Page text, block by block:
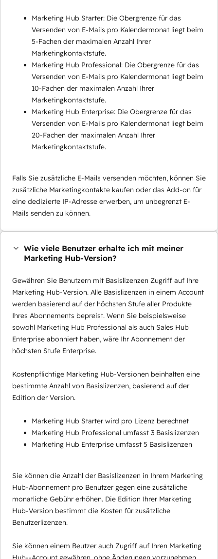
Marketing Hub Starter: Die Obergrenze für das
Versenden von E-Mails pro Kalendermonat liegt beim
5-Fachen der maximalen Anzahl Ihrer
Marketingkontaktstufe.
Marketing Hub Professional: Die Obergrenze für das
Versenden von E-Mails pro Kalendermonat liegt beim
10-Fachen der maximalen Anzahl Ihrer
Marketingkontaktstufe.
Marketing Hub Enterprise: Die Obergrenze für das
Versenden von E-Mails pro Kalendermonat liegt beim
20-Fachen der maximalen Anzahl Ihrer
Marketingkontaktstufe.
Falls Sie zusätzliche E-Mails versenden möchten, können Sie
zusätzliche Marketingkontakte kaufen oder das Add-on für
eine dedizierte IP-Adresse erwerben, um unbegrenzt E-
Mails senden zu können.
Wie viele Benutzer erhalte ich mit meiner
Marketing Hub-Version?
Gewähren Sie Benutzern mit Basislizenzen Zugriff auf Ihre
Marketing Hub-Version. Alle Basislizenzen in einem Account
werden basierend auf der höchsten Stufe aller Produkte
Ihres Abonnements bepreist. Wenn Sie beispielsweise
sowohl Marketing Hub Professional als auch Sales Hub
Enterprise abonniert haben, wäre Ihr Abonnement der
höchsten Stufe Enterprise.
Kostenpflichtige Marketing Hub-Versionen beinhalten eine
bestimmte Anzahl von Basislizenzen, basierend auf der
Edition der Version.
Marketing Hub Starter wird pro Lizenz berechnet
Marketing Hub Professional umfasst 3 Basislizenzen
Marketing Hub Enterprise umfasst 5 Basislizenzen
Sie können die Anzahl der Basislizenzen in Ihrem Marketing
Hub-Abonnement pro Benutzer gegen eine zusätzliche
monatliche Gebühr erhöhen. Die Edition Ihrer Marketing
Hub-Version bestimmt die Kosten für zusätzliche
Benutzerlizenzen.
Sie können einem Beutzer auch Zugriff auf Ihren Marketing